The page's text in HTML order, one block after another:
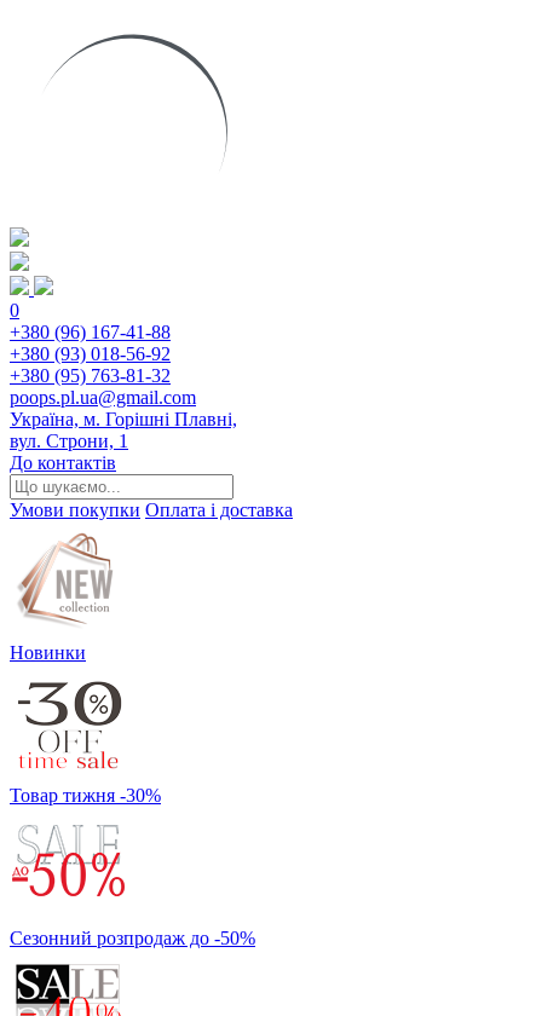
0
+380 (96) 167-41-88
+380 (93) 018-56-92
+380 (95) 763-81-32
poops.pl.ua@gmail.com
Україна, м. Горішні Плавні,
вул. Строни, 1
До контактів
Умови покупки Оплата і доставка
Новинки
Товар тижня -30%
Сезонний розпродаж до -50%